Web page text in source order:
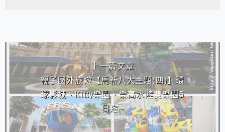
相連文章
上一篇文章
親子國外旅遊【馬新八大主題(四)】環
球影城、Kitty樂園、樂高水陸雙樂園5
日遊~